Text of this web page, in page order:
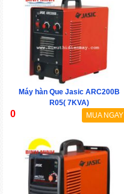
Máy hàn Que Jasic ARC200B
R05( 7KVA)
0 MUA NGAY